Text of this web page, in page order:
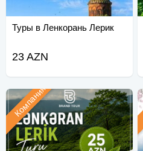
Туры в Ленкорань Лерик
23 AZN
Компания